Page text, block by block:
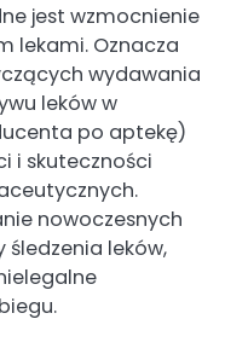
jest wzmocnienie
lekami. Oznacza
wydawania
leków w
po aptekę)
i skuteczności
nowoczesnych
leków,